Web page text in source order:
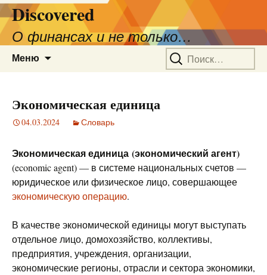
Discovered
О финансах и не только…
Меню Найти:
Экономическая единица
04.03.2024 Словарь
Экономическая единица (экономический агент)
(economic agent) — в системе национальных счетов —
юридическое или физическое лицо, совершающее
экономическую операцию.
В качестве экономической единицы могут выступать
отдельное лицо, домохозяйство, коллективы,
предприятия, учреждения, организации,
экономические регионы, отрасли и сектора экономики,